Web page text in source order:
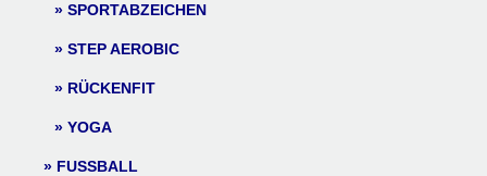
SPORTABZEICHEN
STEP AEROBIC
RÜCKENFIT
YOGA
FUSSBALL